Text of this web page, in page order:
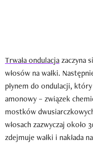
Trwała ondulacjazaczyna
włosów na wałki.
płynem do ondulacji,
amonowy – związek
mostków
włosach zazwyczaj około
zdejmuje wałki i nakłada